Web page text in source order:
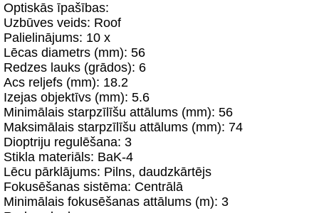
Optiskās īpašības:
Uzbūves veids: Roof
Palielinājums: 10 x
Lēcas diametrs (mm): 56
Redzes lauks (grādos): 6
Acs reljefs (mm): 18.2
Izejas objektīvs (mm): 5.6
Minimālais starpzīlīšu attālums (mm): 56
Maksimālais starpzīlīšu attālums (mm): 74
Dioptriju regulēšana: 3
Stikla materiāls: BaK-4
Lēcu pārklājums: Pilns, daudzkārtējs
Fokusēšanas sistēma: Centrālā
Minimālais fokusēšanas attālums (m): 3